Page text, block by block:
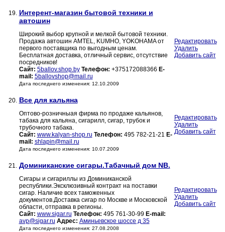
19. Интерент-магазин бытовой техники и
автошин
Широкий выбор крупной и мелкой бытовой техники.
Продажа автошин AMTEL, KUMHO, YOKOHAMA от
первого поставщика по выгодным ценам.
Бесплатная доставка, отличный сервис, отсутствие
посредников!
Сайт: 5ballov.shop.by Телефон: +375172088366 E-
mail: 5ballovshop@mail.ru
Дата последнего изменения: 12.10.2009
Редактировать
Удалить
Добавить сайт
20. Все для кальяна
Оптово-розничныая фирма по продаже кальянов,
табака для кальяна, сигарилл, сигар, трубок и
трубочного табака.
Сайт: www.kalyan-shop.ru Телефон: 495 782-21-21 E-
mail: shlapin@mail.ru
Дата последнего изменения: 10.07.2009
Редактировать
Удалить
Добавить сайт
21. Доминиканские сигары.Табачный дом NB.
Сигары и сигариллы из Доминиканской
республики.Эксклюзивный контракт на поставки
сигар. Наличие всех таможенных
документов.Доставка сигар по Москве и Московской
области, отправка в регионы.
Сайт: www.sigar.ru Телефон: 495 761-30-99 E-mail:
avp@sigar.ru Адрес: Аминьевское шоссе д 35
Дата последнего изменения: 27.08.2008
Редактировать
Удалить
Добавить сайт